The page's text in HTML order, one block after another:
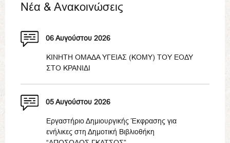
Νέα & Ανακοινώσεις
06 Αυγούστου 2026
ΚΙΝΗΤΗ ΟΜΑΔΑ ΥΓΕΙΑΣ (ΚΟΜΥ) ΤΟΥ ΕΟΔΥ
ΣΤΟ ΚΡΑΝΙΔΙ
05 Αυγούστου 2026
Εργαστήριο Δημιουργικής Έκφρασης για
ενήλικες στη Δημοτική Βιβλιοθήκη